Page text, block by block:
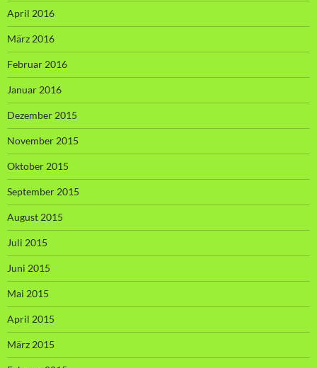
April 2016
März 2016
Februar 2016
Januar 2016
Dezember 2015
November 2015
Oktober 2015
September 2015
August 2015
Juli 2015
Juni 2015
Mai 2015
April 2015
März 2015